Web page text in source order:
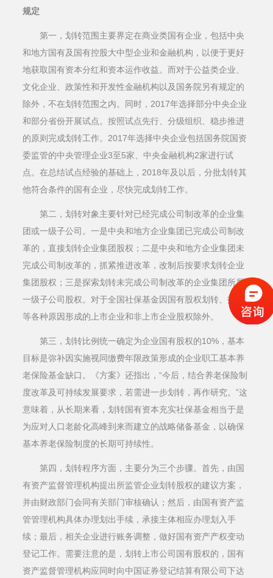
规定
第一，划转范围主要界定在商业类国有企业，包括中央
和地方国有及国有控股大中型企业和金融机构，以便于更好
地获取国有资本分红和资本运作收益。而对于公益类企业、
文化企业、政策性和开发性金融机构以及国务院另有规定的
除外，不在划转范围之内。同时，2017年选择部分中央企业
和部分省份开展试点。按照试点先行、分级组织、稳步推进
的原则完成划转工作。2017年选择中央企业包括国务院国资
委监管的中央管理企业3至5家、中央金融机构2家进行试
点。在总结试点经验的基础上，2018年及以后，分批划转其
他符合条件的国有企业，尽快完成划转工作。
第二，划转对象主要针对已经完成公司制改革的企业集
团或一级子公司。一是中央和地方企业集团已完成公司制改
革的，直接划转企业集团股权；二是中央和地方企业集团未
完成公司制改革的，抓紧推进改革，改制后按要求划转企业
集团股权；三是探索划转未完成公司制改革的企业集团所属
一级子公司股权。对于全国社保基金因国有股权划转、投资
等各种原因形成的上市企业和非上市企业股权除外。
第三，划转比例统一确定为企业国有股权的10%，基本
目标是弥补因实施视同缴费年限政策形成的企业职工基本养
老保险基金缺口。《方案》还指出，“今后，结合养老保险制
度改革及可持续发展要求，若需进一步划转，再作研究。”这
意味着，从长期来看，划转国有资本充实社保基金相当于是
为应对人口老龄化高峰到来而建立的战略储备基金，以确保
基本养老保险制度的长期可持续性。
第四，划转程序方面，主要分为三个步骤。首先，由国
有资产监督管理机构提出所监管企业划转股权的建议方案，
并由财政部门会同有关部门审核确认；然后，由国有资产监
管管理机构具体办理划出手续，承接主体相应办理划入手
续；最后，相关企业进行账务调整，做好国有资产产权变动
登记工作。需要注意的是，划转上市公司国有股权的，国有
资产监督管理机构应同时向中国证券登记结算有限公司下达